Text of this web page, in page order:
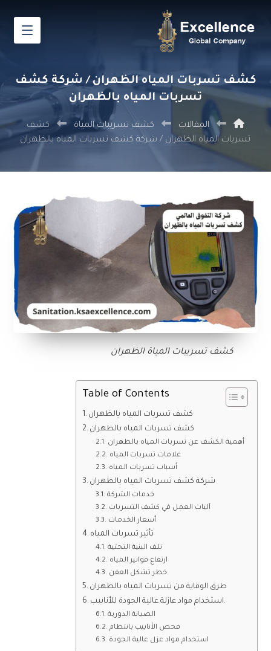
كشف تسربات المياه الظهران / شركة كشف
تسربات المياه بالظهران
المقالات كشف تسريبات المياة
كشف
تسربات المياه الظهران / شركة كشف تسربات المياه بالظهران
كشف تسريبات المياة الظهران
Table of Contents
كشف تسربات المياه بالظهران
كشف تسربات المياه بالظهران
أهمية الكشف عن تسربات المياه بالظهران
علامات تسربات المياه
أسباب تسربات المياه
شركة كشف تسربات المياه بالظهران
خدمات الشركة
آليات العمل في كشف التسربات
أسعار الخدمات
تأثير تسربات المياه
تلف البنية التحتية
ارتفاع فواتير المياه
خطر تشكل العفن
طرق الوقاية من تسربات المياه بالظهران
استخدام مواد عازلة عالية الجودة للأنابيب.
الصيانة الدورية
فحص الأنابيب بانتظام
استخدام مواد عزل عالية الجودة